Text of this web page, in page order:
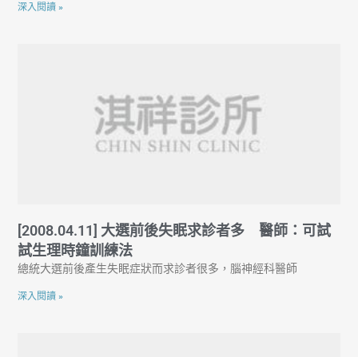
深入閱讀 »
[2008.04.11] 大選前後失眠求診者多 醫師：可試
試生理時鐘訓練法
總統大選前後產生失眠症狀而求診者很多，腦神經科醫師
深入閱讀 »